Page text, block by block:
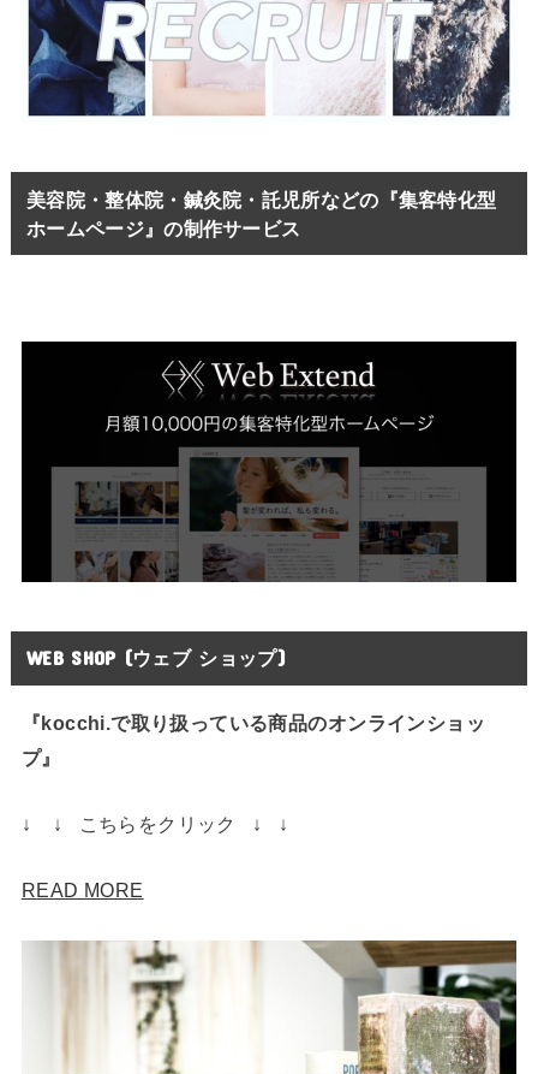
美容院・整体院・鍼灸院・託児所などの『集客特化型
ホームページ』の制作サービス
WEB SHOP (ウェブ ショップ)
『kocchi.で取り扱っている商品のオンラインショッ
プ』
↓ ↓ こちらをクリック ↓ ↓
READ MORE